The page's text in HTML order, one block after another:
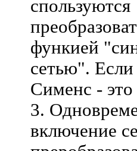
спользуются
функией
сетью".
Сименс -
3.
включение